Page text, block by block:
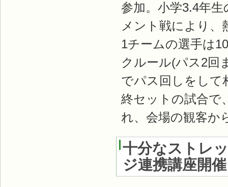
参加。小学3.4年
メント戦により、
1チームの選手は
クルール(パス2回
でパス回しをして
終セットの試合で
れ、会場の観客か
十分なストレ
ジ連携講座開催